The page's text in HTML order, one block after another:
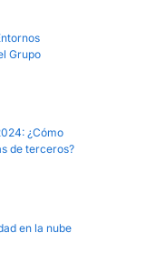
Grupo
¿Cómo
de terceros?
en la nube